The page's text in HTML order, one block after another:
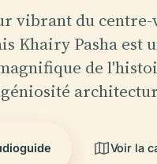
vibrant du
Khairy Pasha est
de
Voir la